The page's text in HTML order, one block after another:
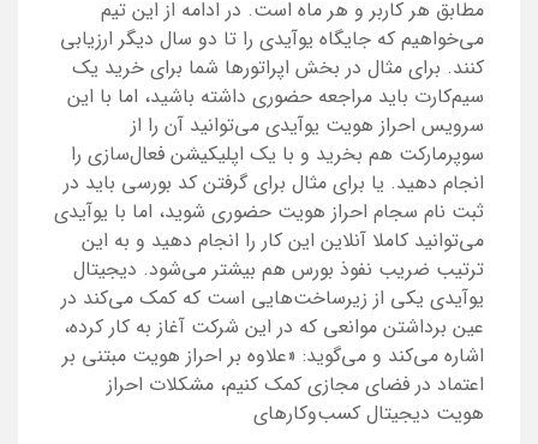
مطابق هر کاربر و هر ماه است. در ادامه از این تیم
می‌خواهیم که جایگاه یوآیدی را تا دو سال دیگر ارزیابی
کنند. برای مثال در بخش اپراتورها شما برای خرید یک
سیم‌کارت باید مراجعه حضوری داشته باشید، اما با این
سرویس احراز هویت یوآیدی می‌توانید آن را از
سوپرمارکت هم بخرید و با یک اپلیکیشن فعال‌سازی را
انجام دهید. یا برای مثال برای گرفتن کد بورسی باید در
ثبت نام سجام احراز هویت حضوری شوید، اما با یوآیدی
می‌توانید کاملا آنلاین این کار را انجام دهید و به این
ترتیب ضریب نفوذ بورس هم بیشتر می‌شود. دیجیتال
یوآیدی یکی از زیرساخت‌هایی است که کمک می‌کند در
عین برداشتن موانعی که در این شرکت آغاز به کار کرده،
اشاره می‌کند و می‌گوید: «علاوه بر احراز هویت مبتنی بر
اعتماد در فضای مجازی کمک کنیم، مشکلات احراز
هویت دیجیتال کسب‌وکارهای